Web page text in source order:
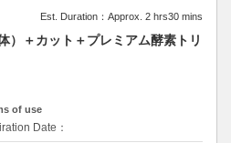
Est. Duration：Approx. 2 hrs30 mins
）＋カット＋プレミアム酵素トリ
of use
Date：